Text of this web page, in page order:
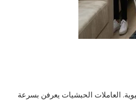
العاملات الحبشيات يعرفن بسرعة